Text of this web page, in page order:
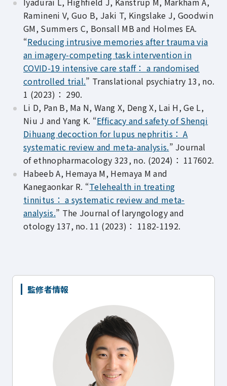
Ramineni V, Guo B, Jaki T, Kingslake J, Goodwin
GM, Summers C, Bonsall MB and Holmes EA.
“Reducing intrusive memories after trauma via
an imagery-competing task intervention in
COVID-19 intensive care staff： a randomised
controlled trial.” Translational psychiatry 13, no.
1 (2023)： 290.
Li D, Pan B, Ma N, Wang X, Deng X, Lai H, Ge L,
Niu J and Yang K. “Efficacy and safety of Shenqi
Dihuang decoction for lupus nephritis： A
systematic review and meta-analysis.” Journal
of ethnopharmacology 323, no. (2024)： 117602.
Habeeb A, Hemaya M, Hemaya M and
Kanegaonkar R. “Telehealth in treating
tinnitus： a systematic review and meta-
analysis.” The Journal of laryngology and
otology 137, no. 11 (2023)： 1182-1192.
監修者情報